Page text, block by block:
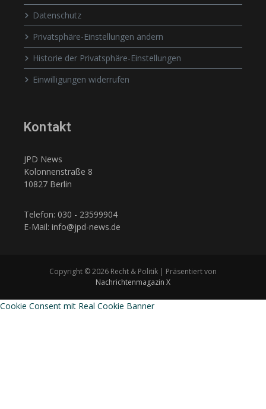
Datenschutz
Privatsphäre-Einstellungen ändern
Historie der Privatsphäre-Einstellungen
Einwilligungen widerrufen
Kontakt
JPD News
Kolonnenstraße 8
10827 Berlin
Telefon: 030 - 23599904
E-Mail: info@jpd-news.de
Copyright © 2026 Recht & Politik | Präsentiert von
Nachrichtenmagazin X
Cookie Consent mit Real Cookie Banner